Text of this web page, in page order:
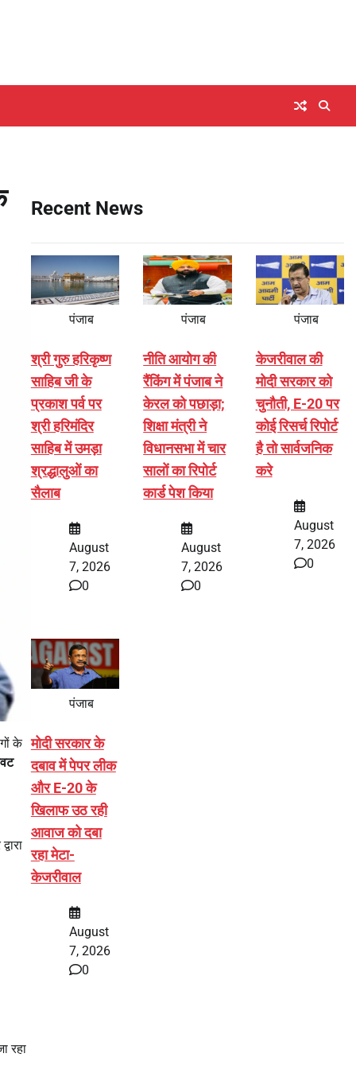
के
रहा
Recent News
पंजाब
श्री गुरु हरिकृष्ण
साहिब जी के
प्रकाश पर्व पर
श्री हरिमंदिर
साहिब में उमड़ा
श्रद्धालुओं का
सैलाब
August
7, 2026
0
पंजाब
नीति आयोग की
रैंकिंग में पंजाब ने
केरल को पछाड़ा;
शिक्षा मंत्री ने
विधानसभा में चार
सालों का रिपोर्ट
कार्ड पेश किया
August
7, 2026
0
पंजाब
केजरीवाल की
मोदी सरकार को
चुनौती, E-20 पर
कोई रिसर्च रिपोर्ट
है तो सार्वजनिक
करे
August
7, 2026
0
पंजाब
मोदी सरकार के
दबाव में पेपर लीक
और E-20 के
खिलाफ उठ रही
आवाज को दबा
रहा मेटा-
केजरीवाल
August
7, 2026
0